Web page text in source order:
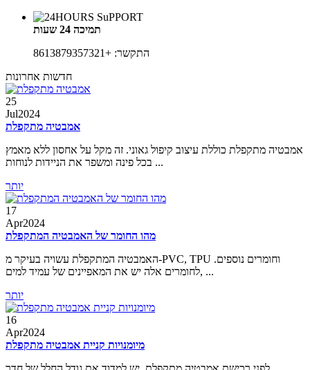
תמיכה 24 שעות
התקשר: +8613879357321
חדשות אחרונות
25
Jul2024
אמבטיה מתקפלת
אמבטיה מתקפלת כוללת עיצוב קיפול גאוני. זה מקל על אחסון ללא מאמץ
בכל פינה ומשפר את הניידות לנוחות ...
יותר
17
Apr2024
מהו החומר של האמבטיה המתקפלת
האמבטיה המתקפלת עשויה בעיקר מ-PVC, TPU וחומרים נוספים.
לחומרים אלה יש את המאפיינים של עמיד למים, ...
יותר
16
Apr2024
מיומנויות קניית אמבטיה מתקפלת